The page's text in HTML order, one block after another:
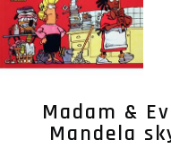
Madam &
Mandela